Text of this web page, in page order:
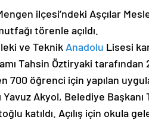
ilçesi’ndeki Aşçılar
törenle açıldı.
ve Teknik Anadolu Lisesi
Tahsin Öztiryaki
700 öğrenci için yapılan
Yavuz Akyol, Belediye
katıldı. Açılış için okula